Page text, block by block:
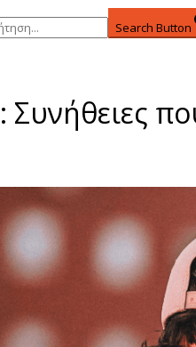
Search Button
Συνήθειες